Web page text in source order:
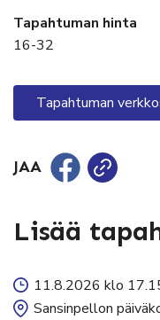
Tapahtuman hinta
16-32
Tapahtuman
JAA
Lisää
11.8.2026 klo
Sansinpellon